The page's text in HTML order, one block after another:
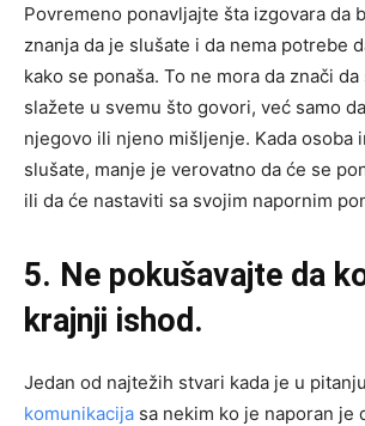
Povremeno ponavljajte šta izgovara da
znanja da je slušate i da nema potrebe
kako se ponaša. To ne mora da znači da
slažete u svemu što govori, već samo
njegovo ili njeno mišljenje. Kada osoba
slušate, manje je verovatno da će se
ili da će nastaviti sa svojim napornim
5. Ne pokušavajte da
krajnji ishod.
Jedan od najtežih stvari kada je u
komunikacija sa nekim ko je naporan je